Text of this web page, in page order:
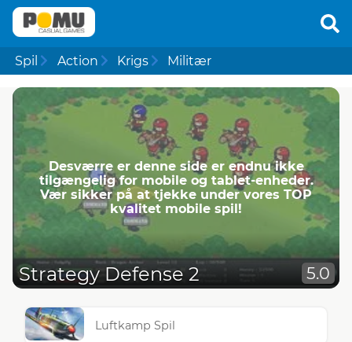
Spil Action Krigs Militær
Desværre er denne side er endnu ikke
tilgængelig for mobile og tablet-enheder.
Vær sikker på at tjekke under vores TOP
kvalitet mobile spil!
Strategy Defense 2 5.0
Luftkamp Spil